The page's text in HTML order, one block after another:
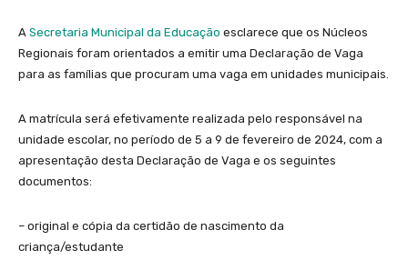
A Secretaria Municipal da Educação esclarece que os Núcleos
Regionais foram orientados a emitir uma Declaração de Vaga
para as famílias que procuram uma vaga em unidades municipais.
A matrícula será efetivamente realizada pelo responsável na
unidade escolar, no período de 5 a 9 de fevereiro de 2024, com a
apresentação desta Declaração de Vaga e os seguintes
documentos:
– original e cópia da certidão de nascimento da
criança/estudante